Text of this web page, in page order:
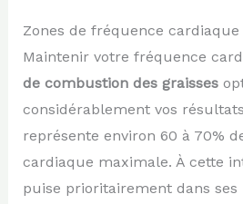
Zones de fréquence cardiaque
Maintenir votre fréquence
de combustion des graisses
considérablement vos
représente environ 60 à 70%
cardiaque maximale. À cette
puise prioritairement dans ses